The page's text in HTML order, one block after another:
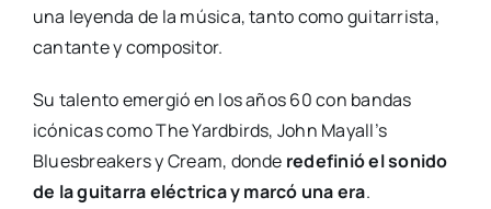
una leyenda de la música, tanto como guitarrista,
cantante y compositor.
Su talento emergió en los años 60 con bandas
icónicas como The Yardbirds, John Mayall’s
Bluesbreakers y Cream, donde redefinió el sonido
de la guitarra eléctrica y marcó una era.